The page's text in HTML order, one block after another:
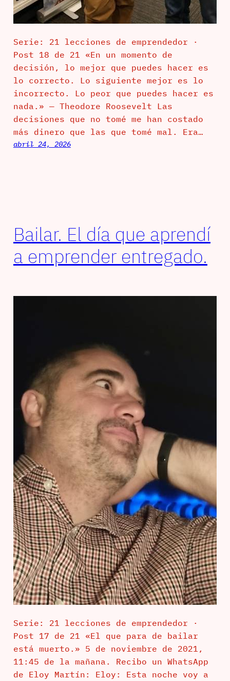
Serie: 21 lecciones de emprendedor ·
Post 18 de 21 «En un momento de
decisión, lo mejor que puedes hacer es
lo correcto. Lo siguiente mejor es lo
incorrecto. Lo peor que puedes hacer es
nada.» — Theodore Roosevelt Las
decisiones que no tomé me han costado
más dinero que las que tomé mal. Era…
abril 24, 2026
Bailar. El día que aprendí
a emprender entregado.
Serie: 21 lecciones de emprendedor ·
Post 17 de 21 «El que para de bailar
está muerto.» 5 de noviembre de 2021,
11:45 de la mañana. Recibo un WhatsApp
de Eloy Martín: Eloy: Esta noche voy a